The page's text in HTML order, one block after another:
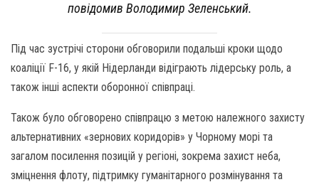
повідомив Володимир Зеленський.
Під час зустрічі сторони обговорили подальші кроки щодо
коаліції F-16, у якій Нідерланди відіграють лідерську роль, а
також інші аспекти оборонної співпраці.
Також було обговорено співпрацю з метою належного захисту
альтернативних «зернових коридорів» у Чорному морі та
загалом посилення позицій у регіоні, зокрема захист неба,
зміцнення флоту, підтримку гуманітарного розмінування та